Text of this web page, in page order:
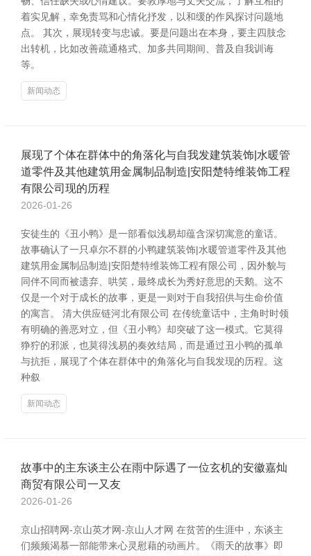
着实见解，幸免责骂和心情化抒发，以和缓的作风探讨问题地
点。 其次，展现转变与忠诚。要是问题出在本身，要主四肢念
出转机，比如改善疏通格式、加多共同期间、普及自我训诲
等。
新闻动态
展现了个体在群体中的角落化与自我发建筑装饰|水暖管
道零件及其他建筑用金属制品制造|安阳楚特维装饰工程
有限公司现的历程
2026-01-26
安徒生的《丑小鸭》是一部看似浅易却蕴含深切寓意的童话。
故事确认了一只卓尔不群的小鸭建筑装饰|水暖管道零件及其他
建筑用金属制品制造|安阳楚特维装饰工程有限公司，因外貌与
同伴不同而被遗弃、哄笑，最终成长为秀好意思的天鹅。这不
仅是一个对于成长的故事，更是一则对于自我招供与生命价值
的寓言。 清大供应链河北有限公司 在传统童话中，主角时时领
有明确的善恶对立，但《丑小鸭》却突破了这一模式。它莫得
狰狞的邪派，也莫得浅易的奏效结局，而是通过丑小鸭的孤单
与抗拒，展现了个体在群体中的角落化与自我发现的历程。这
种叙
新闻动态
故事中的主东谈主公在雨中际遇了一位玄机的安徽嘉灿
商贸有限公司一又友
2026-01-26
京山招聘网-京山英才网-京山人才网 在贫苦的生涯中，东谈主
们频频渴慕一部能带来心灵慰藉的动画片。《雨天的故事》即